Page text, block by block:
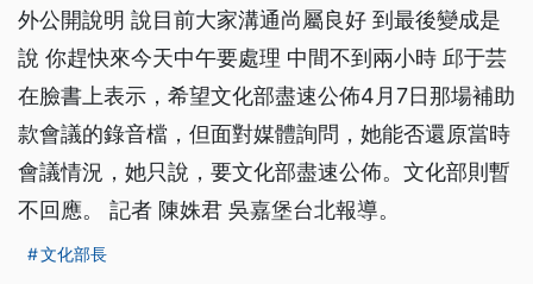
外公開說明 說目前大家溝通尚屬良好 到最後變成是
說 你趕快來今天中午要處理 中間不到兩小時 邱于芸
在臉書上表示，希望文化部盡速公佈4月7日那場補助
款會議的錄音檔，但面對媒體詢問，她能否還原當時
會議情況，她只說，要文化部盡速公佈。文化部則暫
不回應。 記者 陳姝君 吳嘉堡台北報導。
文化部長